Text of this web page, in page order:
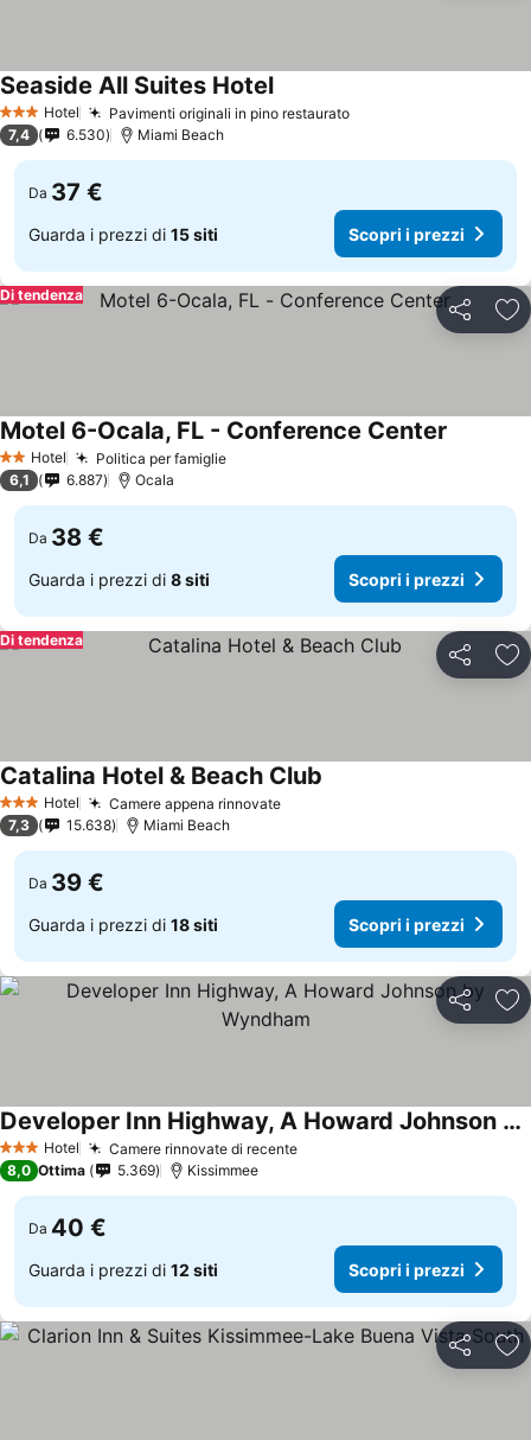
3 StelleHotel Pavimenti originali in pino restaurato
Seaside All Suites Hotel
7,4 6.530 Miami Beach
Da 37 €
Guarda i prezzi di 15 siti Scopri i prezzi
Condividi
Di tendenza
2 StelleHotel Politica per famiglie
Motel 6-Ocala, FL - Conference Center
6,1 6.887 Ocala
Da 38 €
Guarda i prezzi di 8 siti Scopri i prezzi
Condividi
Di tendenza
3 StelleHotel Camere appena rinnovate
Catalina Hotel & Beach Club
7,3 15.638 Miami Beach
Da 39 €
Guarda i prezzi di 18 siti Scopri i prezzi
Condividi
3 StelleHotel Camere rinnovate di recente
Developer Inn Highway, A Howard Johnson by Wyndham
8,0 Ottima 5.369 Kissimmee
Da 40 €
Guarda i prezzi di 12 siti Scopri i prezzi
Condividi